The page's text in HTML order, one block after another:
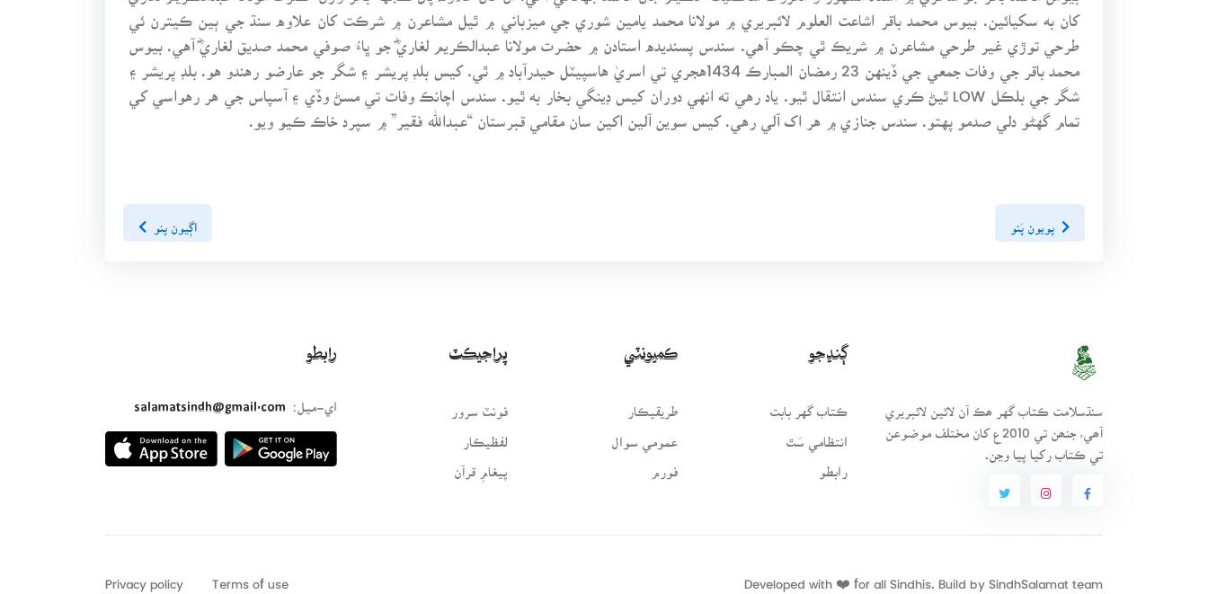
کان به سکيائين. بيوس محمد باقر اشاعت العلوم لائبريري ۾ مولانا محمد يامين شوري جي ميزباني ۾ ٿيل مشاعرن ۾ شرڪت کان علاوه سنڌ جي ٻين ڪيترن ئي
طرحي توڙي غير طرحي مشاعرن ۾ شريڪ ٿي چڪو آهي. سندس پسنديده استادن ۾ حضرت مولانا عبدالڪريم لغاريؓ جو ڀاءُ صوفي محمد صديق لغاريؓ آهي. بيوس
محمد باقر جي وفات جمعي جي ڏينهن 23 رمضان المبارڪ 1434هجري تي اسريٰ هاسپيٽل حيدرآباد ۾ ٿي. کيس بلڊ پريشر ۽ شگر جو عارضو رهندو هو. بلڊ پريشر ۽
شگر جي بلڪل LOW ٿيڻ ڪري سندس انتقال ٿيو. ياد رهي ته انهي دوران کيس ڊينگي بخار به ٿيو. سندس اچانڪ وفات تي مسڻ وڏي ۽ آسپاس جي هر رهواسي کي
تمام گهڻو دلي صدمو پهتو. سندس جنازي ۾ هر اک آلي رهي. کيس سوين آلين اکين سان مقامي قبرستان “عبدالله فقير” ۾ سپرد خاڪ ڪيو ويو.
پويون پَنو اڳيون پنو
سنڌسلامت ڪتاب گهر ھڪ آن لائين لائبريري
آھي، جنھن تي 2010ع کان مختلف موضوعن
تي ڪتاب رکيا پيا وڃن.
ڳنڍجو
ڪتاب گهر بابت
انتظامي سَٿ
رابطو
ڪميونٽي
طريقيڪار
عمومي سوال
فورم
پراجيڪٽ
فونٽ سرور
لفظيڪار
پيغامِ قرآن
رابطو
اي-ميل:
salamatsindh@gmail.com
Developed with ❤️ for all Sindhis. Build by SindhSalamat
Terms of use
Privacy policy